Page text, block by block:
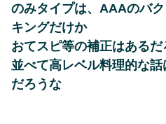
のみタイプは、AAAのバ
キングだけか
おてスピ等の補正はある
並べて高レベル料理的な
だろうな